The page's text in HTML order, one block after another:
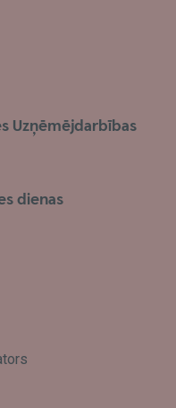
Uzņēmējdarbības
dienas